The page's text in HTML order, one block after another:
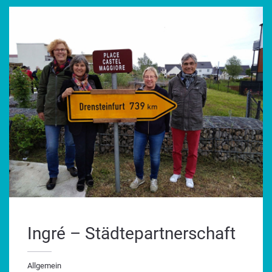
Ingré – Städtepartnerschaft
Allgemein